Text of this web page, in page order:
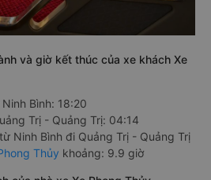
và giờ kết thúc của xe khách Xe
Bình: 18:20
Trị - Quảng Trị: 04:14
Ninh Bình đi Quảng Trị - Quảng Trị
Thủy khoảng: 9.9 giờ